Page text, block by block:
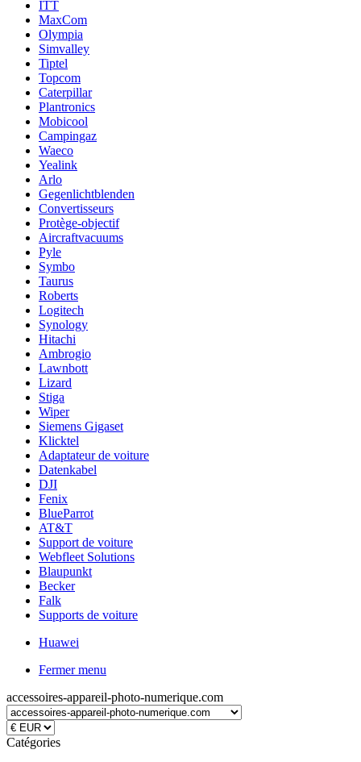
ITT
MaxCom
Olympia
Simvalley
Tiptel
Topcom
Caterpillar
Plantronics
Mobicool
Campingaz
Waeco
Yealink
Arlo
Gegenlichtblenden
Convertisseurs
Protège-objectif
Aircraftvacuums
Pyle
Symbo
Taurus
Roberts
Logitech
Synology
Hitachi
Ambrogio
Lawnbott
Lizard
Stiga
Wiper
Siemens Gigaset
Klicktel
Adaptateur de voiture
Datenkabel
DJI
Fenix
BlueParrot
AT&T
Support de voiture
Webfleet Solutions
Blaupunkt
Becker
Falk
Supports de voiture
Huawei
Fermer menu
accessoires-appareil-photo-numerique.com
Catégories